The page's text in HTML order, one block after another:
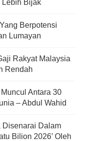
Lebih Bijak
Berpotensi
Lumayan
Rakyat Malaysia
Rendah
Antara 30
– Abdul Wahid
Disenarai Dalam
Bilion 2026’ Oleh